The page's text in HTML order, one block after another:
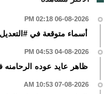
06-08-2026 02:18 PM
أسماء متوقعة في
04-08-2026 04:53 PM
ظاهر عايد عوده الرحامنه
07-08-2026 10:53 AM